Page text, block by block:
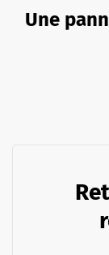
Une